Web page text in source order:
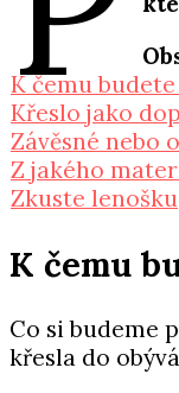
K čemu
Křeslo jako
Závěsné nebo
Z jakého
Zkuste lenošku
K čemu
Co si budeme
křesla do